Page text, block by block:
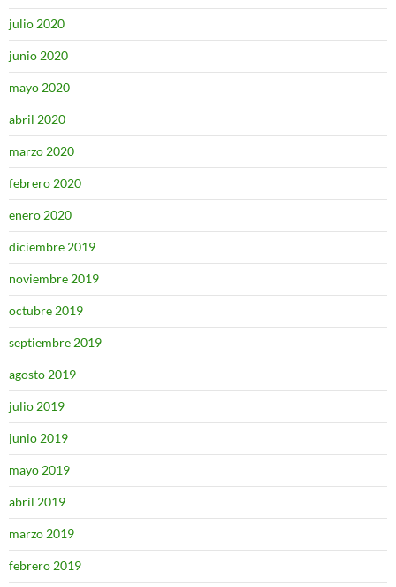
julio 2020
junio 2020
mayo 2020
abril 2020
marzo 2020
febrero 2020
enero 2020
diciembre 2019
noviembre 2019
octubre 2019
septiembre 2019
agosto 2019
julio 2019
junio 2019
mayo 2019
abril 2019
marzo 2019
febrero 2019